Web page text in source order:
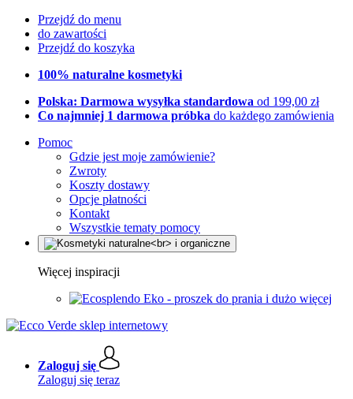
Przejdź do menu
do zawartości
Przejdź do koszyka
100% naturalne kosmetyki
Polska: Darmowa wysyłka standardowa od 199,00 zł
Co najmniej 1 darmowa próbka do każdego zamówienia
Pomoc
Gdzie jest moje zamówienie?
Zwroty
Koszty dostawy
Opcje płatności
Kontakt
Wszystkie tematy pomocy
Więcej inspiracji
Eko - proszek do prania i dużo więcej
Zaloguj się
Zaloguj się teraz